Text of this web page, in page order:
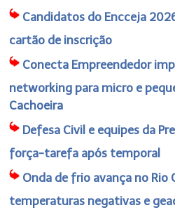
Candidatos do Encceja
cartão de inscrição
Conecta Empreendedor
networking para micro e
Cachoeira
Defesa Civil e equipes da
força-tarefa após temporal
Onda de frio avança no Rio
temperaturas negativas e